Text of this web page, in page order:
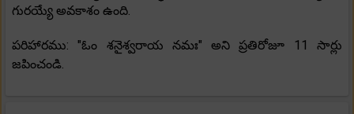
గురయ్యే అవకాశం ఉంది.
పరిహారము: "ఓం శనైశ్వరాయ నమః" అని ప్రతిరోజూ 11 సార్లు
జపించండి.